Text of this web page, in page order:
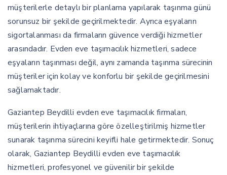
müşterilerle detaylı bir planlama yapılarak taşınma günü
sorunsuz bir şekilde geçirilmektedir. Ayrıca eşyaların
sigortalanması da firmaların güvence verdiği hizmetler
arasındadır. Evden eve taşımacılık hizmetleri, sadece
eşyaların taşınması değil, aynı zamanda taşınma sürecinin
müşteriler için kolay ve konforlu bir şekilde geçirilmesini
sağlamaktadır.
Gaziantep Beydilli evden eve taşımacılık firmaları,
müşterilerin ihtiyaçlarına göre özelleştirilmiş hizmetler
sunarak taşınma sürecini keyifli hale getirmektedir. Sonuç
olarak, Gaziantep Beydilli evden eve taşımacılık
hizmetleri, profesyonel ve güvenilir bir şekilde